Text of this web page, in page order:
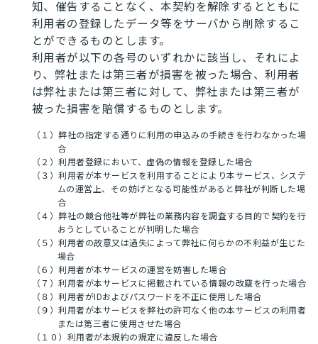
知、催告することなく、本契約を解除するとともに
利用者の登録したデータ等をサーバから削除するこ
とができるものとします。
利用者が以下の各号のいずれかに該当し、それによ
り、弊社または第三者が損害を被った場合、利用者
は弊社または第三者に対して、弊社または第三者が
被った損害を賠償するものとします。
（１）弊社の指定する通りに利用の申込みの手続きを行わなかった場
合
（２）利用者登録において、虚偽の情報を登録した場合
（３）利用者が本サービスを利用することにより本サービス、システ
ムの運営上、その妨げとなる可能性があると弊社が判断した場
合
（４）弊社の競合他社等が弊社の業務内容を調査する目的で契約を行
おうとしていることが判明した場合
（５）利用者の故意又は過失によって弊社に何らかの不利益が生じた
場合
（６）利用者が本サービスの運営を妨害した場合
（７）利用者が本サービスに掲載されている情報の改竄を行った場合
（８）利用者がIDおよびパスワードを不正に使用した場合
（９）利用者が本サービスを弊社の許可なく他の本サービスの利用者
または第三者に使用させた場合
（１０）利用者が本規約の規定に違反した場合